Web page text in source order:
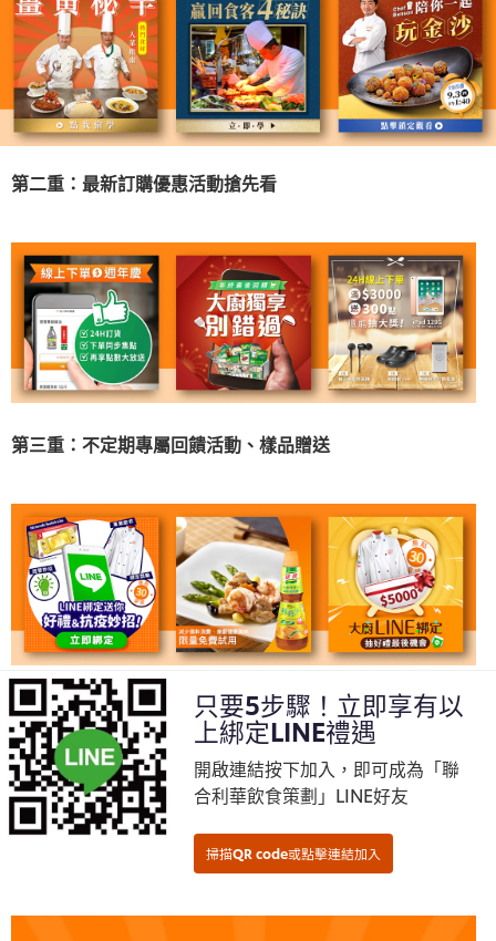
第二重：最新訂購優惠活動搶先看
第三重：不定期專屬回饋活動、樣品贈送
只要5步驟！立即享有以
上綁定LINE禮遇
開啟連結按下加入，即可成為「聯
合利華飲食策劃」LINE好友